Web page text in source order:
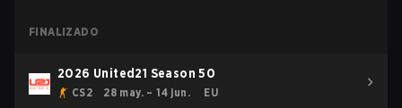
FINALIZADO
2026 United21 Season 50
CS2 28 may. – 14 jun. EU